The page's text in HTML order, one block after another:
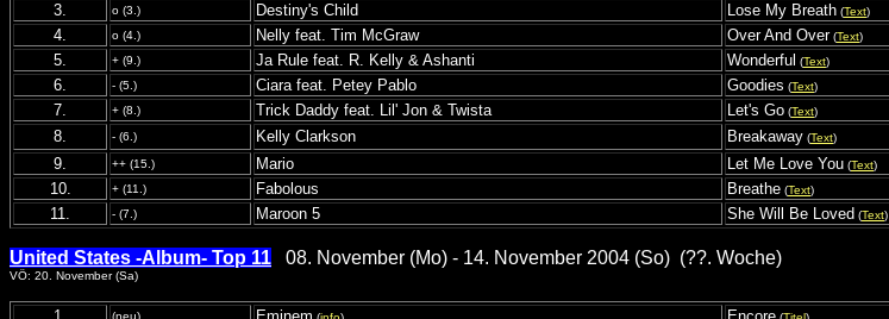
3.
o (3.) Destiny's Child Lose My Breath (Text)
4.
o (4.) Nelly feat. Tim McGraw Over And Over(Text)
5.
+ (9.) Ja Rule feat. R. Kelly & Ashanti Wonderful (Text)
6.
- (5.) Ciara feat. Petey Pablo Goodies (Text)
7.
+ (8.) Trick Daddy feat. Lil' Jon & Twista Let's Go (Text)
8.
- (6.) Kelly Clarkson Breakaway (Text)
9. ++ (15.) Mario Let Me Love You (Text)
10.
+ (11.) Fabolous Breathe (Text)
11.
- (7.) Maroon 5 She Will Be Loved (Text)
United States -Album- Top 11 08. November (Mo) - 14. November 2004 (So) (??. Woche)
VÖ: 20. November (Sa)